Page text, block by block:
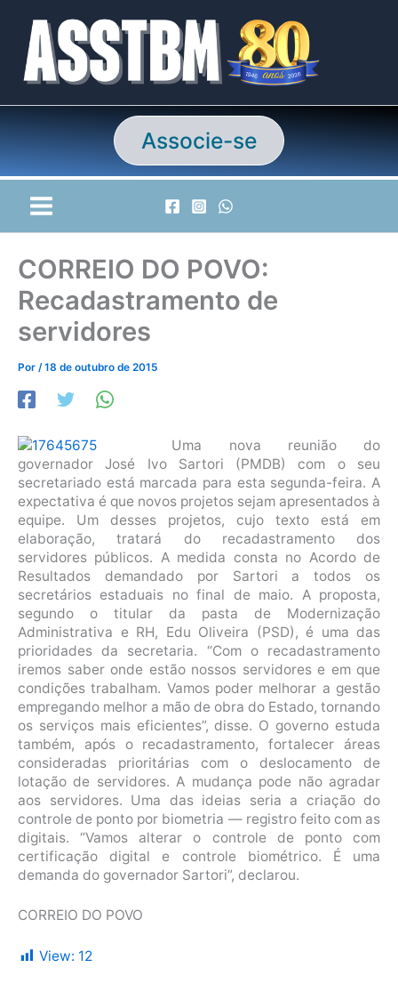
conteúdo
Associe-se
CORREIO DO POVO:
Recadastramento de
servidores
Por /18 de outubro de 2015
Uma nova reunião do
governador José Ivo Sartori (PMDB) com o seu
secretariado está marcada para esta segunda-feira. A
expectativa é que novos projetos sejam apresentados à
equipe. Um desses projetos, cujo texto está em
elaboração, tratará do recadastramento dos
servidores públicos. A medida consta no Acordo de
Resultados demandado por Sartori a todos os
secretários estaduais no final de maio. A proposta,
segundo o titular da pasta de Modernização
Administrativa e RH, Edu Oliveira (PSD), é uma das
prioridades da secretaria. “Com o recadastramento
iremos saber onde estão nossos servidores e em que
condições trabalham. Vamos poder melhorar a gestão
empregando melhor a mão de obra do Estado, tornando
os serviços mais eficientes”, disse. O governo estuda
também, após o recadastramento, fortalecer áreas
consideradas prioritárias com o deslocamento de
lotação de servidores. A mudança pode não agradar
aos servidores. Uma das ideias seria a criação do
controle de ponto por biometria — registro feito com as
digitais. “Vamos alterar o controle de ponto com
certificação digital e controle biométrico. É uma
demanda do governador Sartori”, declarou.
CORREIO DO POVO
View: 12